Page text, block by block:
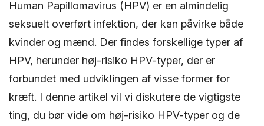
Human Papillomavirus (HPV) er en almindelig
seksuelt overført infektion, der kan påvirke både
kvinder og mænd. Der findes forskellige typer af
HPV, herunder høj-risiko HPV-typer, der er
forbundet med udviklingen af visse former for
kræft. I denne artikel vil vi diskutere de vigtigste
ting, du bør vide om høj-risiko HPV-typer og de